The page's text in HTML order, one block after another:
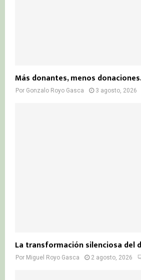
Más donantes, menos
Por Gonzalo Royo Gasca 3 agosto, 2026
La transformación silenciosa del
Por Miguel Royo Gasca 2 agosto, 2026